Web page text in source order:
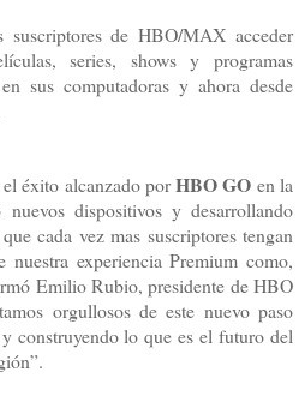
de HBO/MAX acceder
series, shows y programas
sus computadoras y ahora desde
el éxito alcanzado porHBO GO en la
nuevos dispositivos y desarrollando
cada vez mas suscriptores tengan
experiencia Premium como,
Emilio Rubio, presidente de HBO
orgullosos de este nuevo paso
construyendo lo que es el futuro del